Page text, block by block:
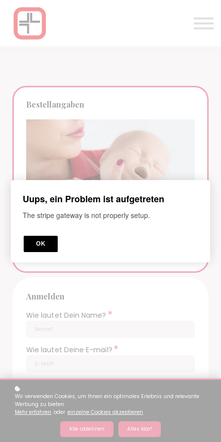
Bestellangaben
Lernprogramm
1 Enthaltene Kurse
Preis
Anmelden
Wie lautet Dein Name?*
Wie lautet Deine E-mail?*
*
Sie haben bereits ein Konto? Anmelden
Wir verwenden Cookies, um Ihnen ein optimales Erlebnis und relevante
Werbung zu bieten.
Mehr erfahren oder einzelne Cookies akzeptieren .
Alle ablehnen Alles klar!
Uups, ein Problem ist aufgetreten
The stripe gateway is not properly setup.
OK